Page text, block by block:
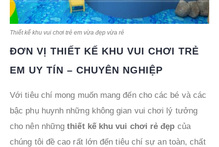
Thiết kế khu vui chơi trẻ em vừa đẹp vừa rẻ
ĐƠN VỊ THIẾT KẾ KHU VUI CHƠI TRẺ
EM UY TÍN – CHUYÊN NGHIỆP
Với tiêu chí mong muốn mang đến cho các bé và các
bậc phụ huynh những không gian vui chơi lý tưởng
cho nên nhữngthiết kế khu vui chơi rẻ đẹp của
chúng tôi đề cao rất lớn đến tiêu chí sự an toàn, chất